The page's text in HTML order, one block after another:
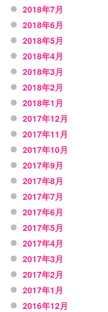
2018年7月
2018年6月
2018年5月
2018年4月
2018年3月
2018年2月
2018年1月
2017年12月
2017年11月
2017年10月
2017年9月
2017年8月
2017年7月
2017年6月
2017年5月
2017年4月
2017年3月
2017年2月
2017年1月
2016年12月